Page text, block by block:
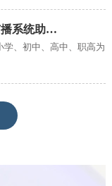
播系统助…
学、初中、高中、职高为